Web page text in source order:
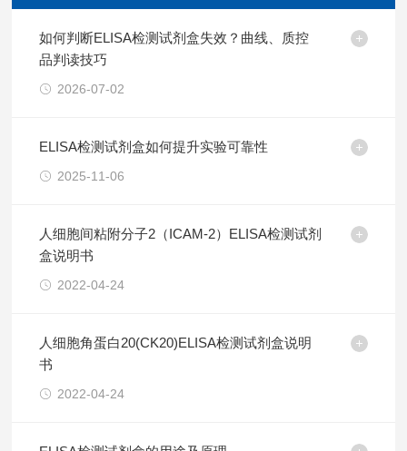
如何判断ELISA检测试剂盒失效？曲线、质控
品判读技巧
2026-07-02
ELISA检测试剂盒如何提升实验可靠性
2025-11-06
人细胞间粘附分子2（ICAM-2）ELISA检测试剂
盒说明书
2022-04-24
人细胞角蛋白20(CK20)ELISA检测试剂盒说明
书
2022-04-24